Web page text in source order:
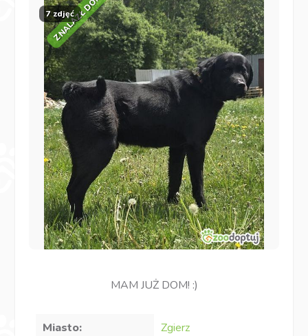
ZNALAZŁ DOM
7 zdjęć
MAM JUŻ DOM! :)
Miasto:
Zgierz